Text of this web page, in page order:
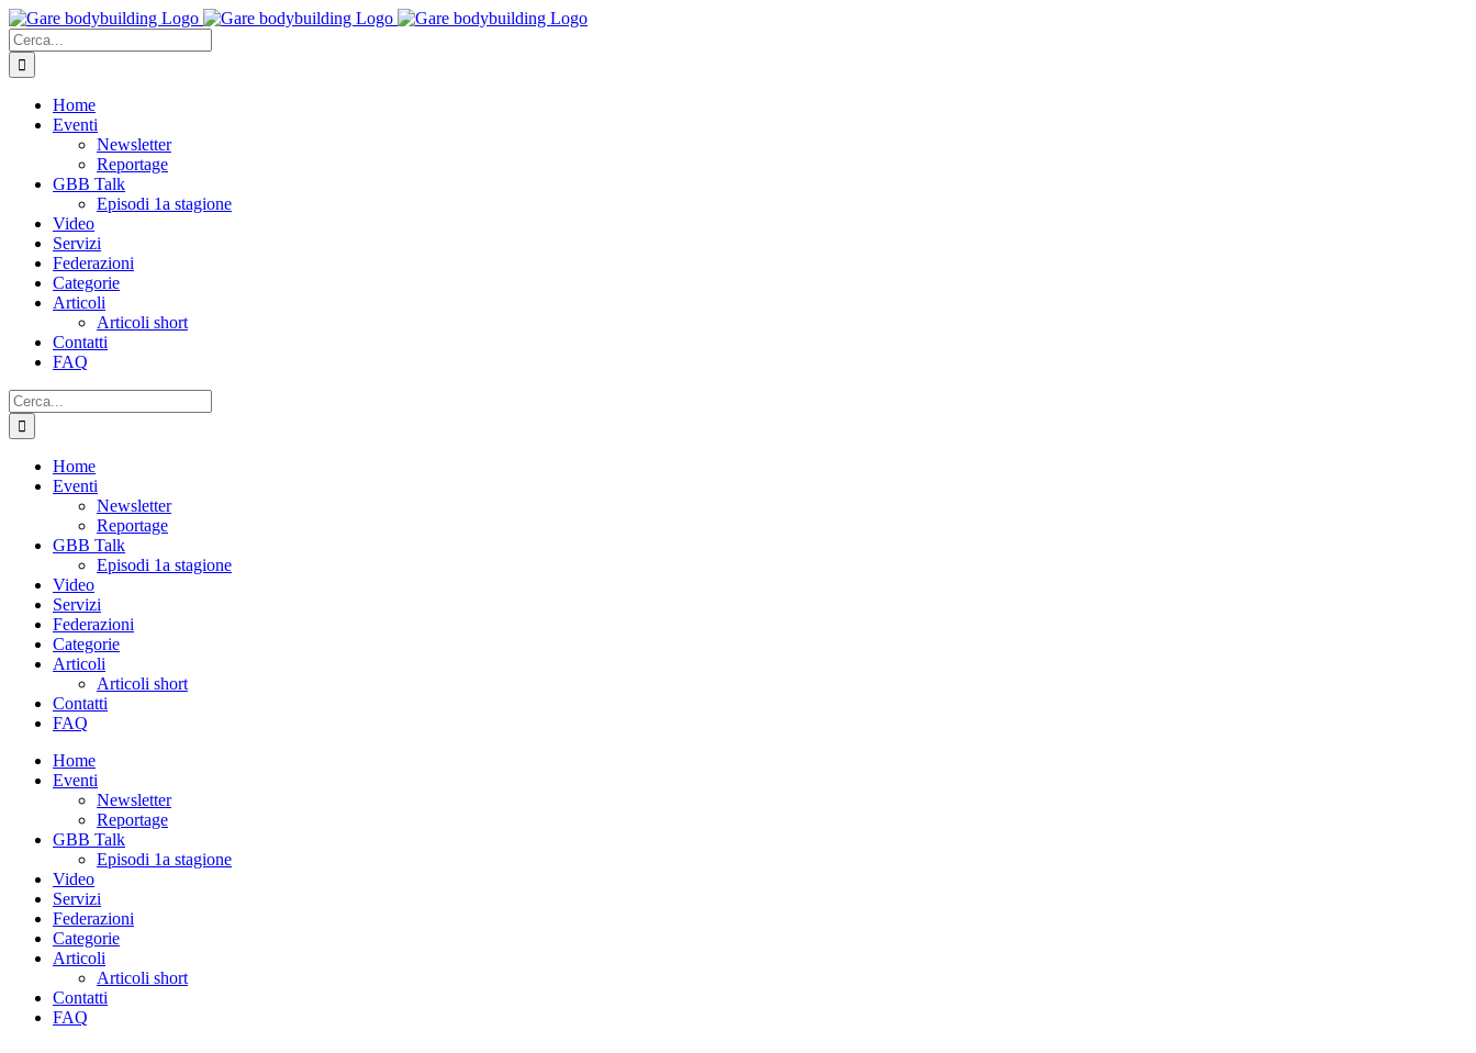
Salta
al
contenuto
Cerca
per:
Home
Eventi
Newsletter
Reportage
GBB Talk
Episodi 1a stagione
Video
Servizi
Federazioni
Categorie
Articoli
Articoli short
Contatti
FAQ
Cerca
per:
Home
Eventi
Newsletter
Reportage
GBB Talk
Episodi 1a stagione
Video
Servizi
Federazioni
Categorie
Articoli
Articoli short
Contatti
FAQ
Home
Eventi
Newsletter
Reportage
GBB Talk
Episodi 1a stagione
Video
Servizi
Federazioni
Categorie
Articoli
Articoli short
Contatti
FAQ